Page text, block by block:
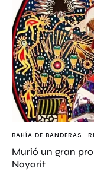
BAHÍA DE BANDERAS
Murió un gran
Nayarit